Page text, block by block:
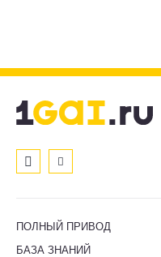
ПОЛНЫЙ ПРИВОД
БАЗА ЗНАНИЙ